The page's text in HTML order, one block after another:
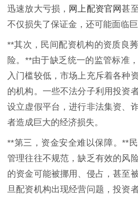
迅速放大亏损， 网上配资官网甚
不仅损失了保证金，还可能面临巨
**其次，民间配资机构的资质良
险。**由于缺乏统一的监管标准
入门槛较低，市场上充斥着各种
的机构。一些不法分子利用投资
设立虚假平台，进行非法集资、
者造成巨大的经济损失。
**第三，资金安全难以保障。**
管理往往不规范，缺乏有效的风
的资金可能被挪用、侵占，甚至
旦配资机构出现经营问题，投资